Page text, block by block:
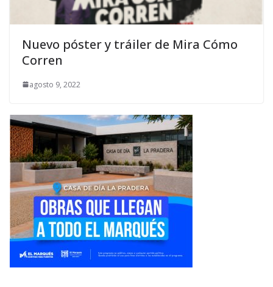
Nuevo póster y tráiler de Mira Cómo
Corren
agosto 9, 2022